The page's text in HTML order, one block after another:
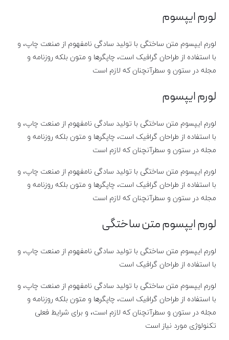
لورم ایپسوم
لورم ایپسوم متن ساختگی با تولید سادگی نامفهوم از صنعت چاپ، و
با استفاده از طراحان گرافیک است، چاپگرها و متون بلکه روزنامه و
مجله در ستون و سطرآنچنان که لازم است
لورم ایپسوم
لورم ایپسوم متن ساختگی با تولید سادگی نامفهوم از صنعت چاپ، و
با استفاده از طراحان گرافیک است، چاپگرها و متون بلکه روزنامه و
مجله در ستون و سطرآنچنان که لازم است
لورم ایپسوم متن ساختگی با تولید سادگی نامفهوم از صنعت چاپ، و
با استفاده از طراحان گرافیک است، چاپگرها و متون بلکه روزنامه و
مجله در ستون و سطرآنچنان که لازم است
لورم ایپسوم متن ساختگی
لورم ایپسوم متن ساختگی با تولید سادگی نامفهوم از صنعت چاپ، و
با استفاده از طراحان گرافیک است
لورم ایپسوم متن ساختگی با تولید سادگی نامفهوم از صنعت چاپ، و
با استفاده از طراحان گرافیک است، چاپگرها و متون بلکه روزنامه و
مجله در ستون و سطرآنچنان که لازم است، و برای شرایط فعلی
تکنولوژی مورد نیاز است